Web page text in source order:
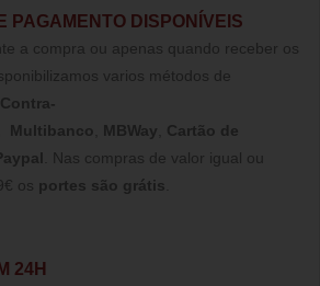
PAGAMENTO DISPONÍVEIS
a compra ou apenas quando receber os
varios métodos de
Contra-
Multibanco MBWay
Cartão de
Nas compras de valor igual ou
os portes são grátis
24H